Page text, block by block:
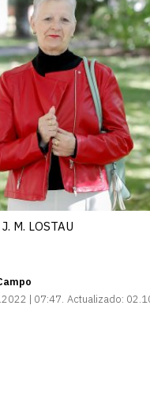
M. LOSTAU
| 07:47 Actualizado: